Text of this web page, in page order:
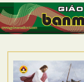
TRANG NHẤT
GIỚI THIỆU
DÒNG TU